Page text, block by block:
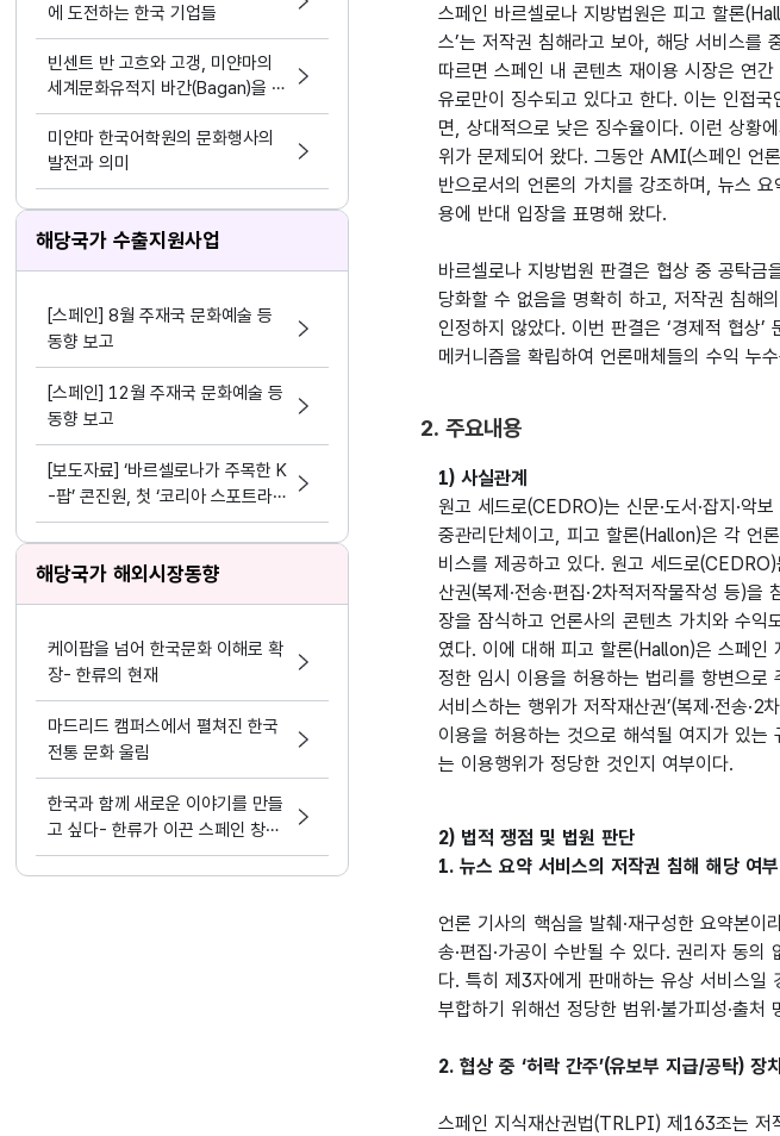
에 도전하는 한국 기업들
빈센트 반 고흐와 고갱, 미얀마의
세계문화유적지 바간(Bagan)을 방
문하다
미얀마 한국어학원의 문화행사의
발전과 의미
해당국가 수출지원사업
[스페인] 8월 주재국 문화예술 등
동향 보고
[스페인] 12월 주재국 문화예술 등
동향 보고
[보도자료] ‘바르셀로나가 주목한 K
-팝’ 콘진원, 첫 ‘코리아 스포트라
이트@스페인’ 성공리 개최
해당국가 해외시장동향
케이팝을 넘어 한국문화 이해로 확
장- 한류의 현재
마드리드 캠퍼스에서 펼쳐진 한국
전통 문화 울림
한국과 함께 새로운 이야기를 만들
고 싶다- 한류가 이끈 스페인 창작
자들의 공동제작 도전
스페인 바르셀로나 지방법원은 피고 할론
스’는 저작권 침해라고 보아, 해당 서비스를
따르면 스페인 내 콘텐츠 재이용 시장은 연
유로만이 징수되고 있다고 한다. 이는 인접
면, 상대적으로 낮은 징수율이다. 이런 상황
위가 문제되어 왔다. 그동안 AMI(스페인 언
반으로서의 언론의 가치를 강조하며, 뉴스
용에 반대 입장을 표명해 왔다.
바르셀로나 지방법원 판결은 협상 중 공탁금
당화할 수 없음을 명확히 하고, 저작권 침해
인정하지 않았다. 이번 판결은 ‘경제적 협상’
메커니즘을 확립하여 언론매체들의 수익 누
2. 주요내용
1) 사실관계
원고 세드로(CEDRO)는 신문·도서·잡지·악
중관리단체이고, 피고 할론(Hallon)은 각 언
비스를 제공하고 있다. 원고 세드로
산권(복제·전송·편집·2차적저작물작성 등)
장을 잠식하고 언론사의 콘텐츠 가치와 수익
였다. 이에 대해 피고 할론(Hallon)은 스페
정한 임시 이용을 허용하는 법리를 항변으로
서비스하는 행위가 저작재산권’(복제·전송
이용을 허용하는 것으로 해석될 여지가 있
는 이용행위가 정당한 것인지 여부이다.
2) 법적 쟁점 및 법원 판단
1. 뉴스 요약 서비스의 저작권 침해 해당 여부
언론 기사의 핵심을 발췌·재구성한 요약본이
송·편집·가공이 수반될 수 있다. 권리자 동
다. 특히 제3자에게 판매하는 유상 서비스일
부합하기 위해선 정당한 범위·불가피성·출
2. 협상 중 ‘허락 간주’(유보부 지급/공탁) 장
스페인 지식재산권법(TRLPI) 제163조는 저